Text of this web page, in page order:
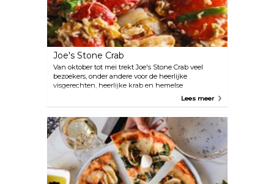
Joe's Stone Crab
Van oktober tot mei trekt Joe's Stone Crab veel
bezoekers, onder andere voor de heerlijke
visgerechten, heerlijke krab en hemelse
limoentaart. Het kan echter even duren om op een
drukke avond een tafel te vinden, maar het is zeker
Lees meer